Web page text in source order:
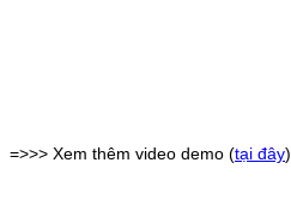
=>>> Xem thêm video demo (tại đây)